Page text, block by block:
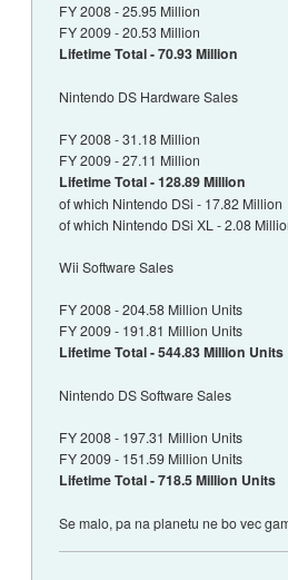
FY 2008 - 25.95 Million
FY 2009 - 20.53 Million
Lifetime Total - 70.93 Million
Nintendo DS Hardware Sales
FY 2008 - 31.18 Million
FY 2009 - 27.11 Million
Lifetime Total - 128.89 Million
of which Nintendo DSi - 17.82 Million
of which Nintendo DSi XL - 2.08
Wii Software Sales
FY 2008 - 204.58 Million Units
FY 2009 - 191.81 Million Units
Lifetime Total - 544.83 Million Units
Nintendo DS Software Sales
FY 2008 - 197.31 Million Units
FY 2009 - 151.59 Million Units
Lifetime Total - 718.5 Million Units
Se malo, pa na planetu ne bo vec